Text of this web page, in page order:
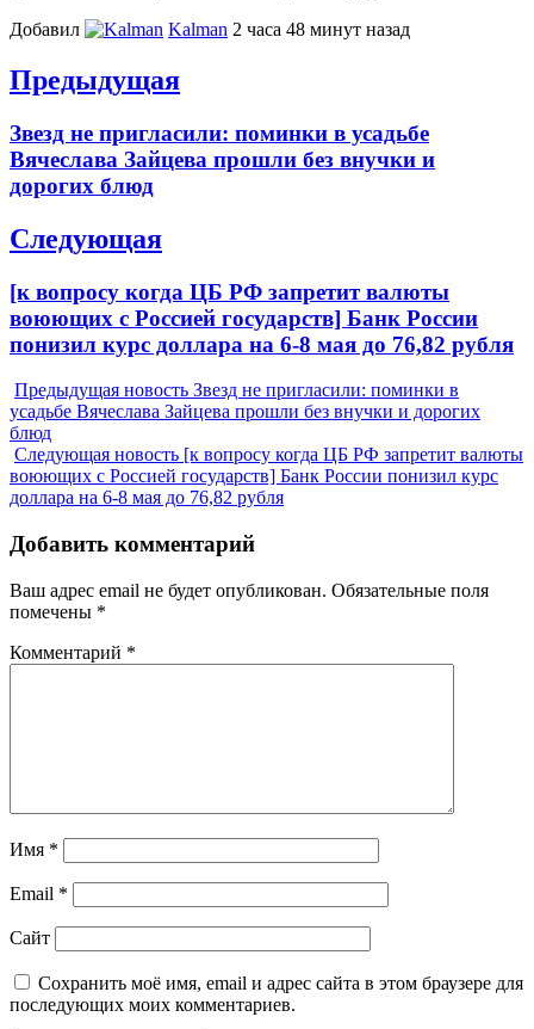
Добавил
Kalman 2 часа 48 минут назад
Навигация
записям
Предыдущая
Previous
post:
Звезд не пригласили: поминки в усадьбе
Вячеслава Зайцева прошли без внучки и
дорогих блюд
Следующая
Next
post:
[к вопросу когда ЦБ РФ запретит валюты
воюющих с Россией государств] Банк России
понизил курс доллара на 6-8 мая до 76,82 рубля
Предыдущая новость Звезд не пригласили: поминки в
усадьбе Вячеслава Зайцева прошли без внучки и дорогих
блюд
Следующая новость [к вопросу когда ЦБ РФ запретит валюты
воюющих с Россией государств] Банк России понизил курс
доллара на 6-8 мая до 76,82 рубля
Добавить комментарий
Ваш адрес email не будет опубликован. Обязательные поля
помечены *
Комментарий *
Имя *
Email *
Сайт
Сохранить моё имя, email и адрес сайта в этом браузере для
последующих моих комментариев.